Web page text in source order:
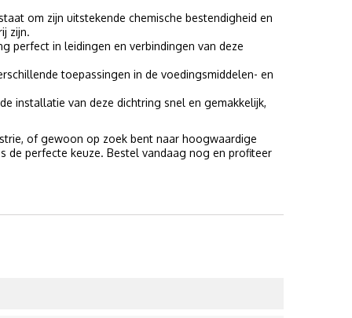
om zijn uitstekende chemische bestendigheid en
zijn.
perfect in leidingen en verbindingen van deze
toepassingen in de voedingsmiddelen- en
installatie van deze dichtring snel en gemakkelijk,
of gewoon op zoek bent naar hoogwaardige
de perfecte keuze. Bestel vandaag nog en profiteer